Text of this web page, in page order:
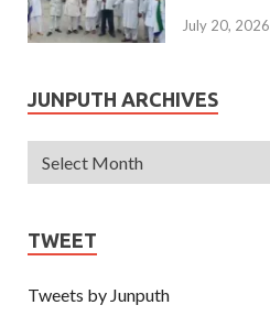
July 20, 2026
JUNPUTH ARCHIVES
TWEET
Tweets by Junputh